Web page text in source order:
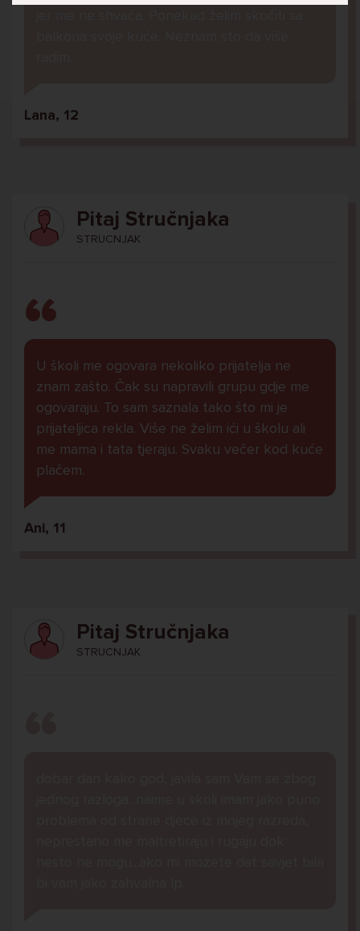
Lana, 12
Pitaj Stručnjaka
STRUCNJAK
U školi me ogovara nekoliko prijatelja ne
znam zašto. Čak su napravili grupu gdje me
ogovaraju. To sam saznala tako što mi je
prijateljica rekla. Više ne želim ići u školu ali
me mama i tata tjeraju. Svaku večer kod kuće
plačem.
Ani, 11
Pitaj Stručnjaka
STRUCNJAK